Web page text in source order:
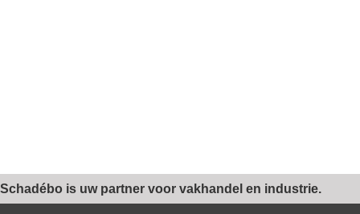
Schadébo is uw partner voor vakhandel en industrie.